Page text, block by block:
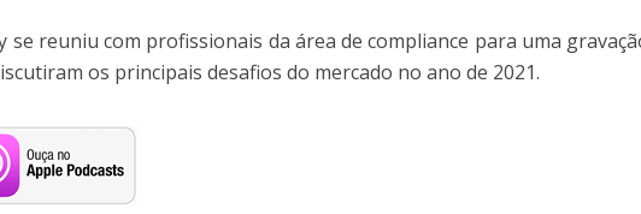
se reuniu com profissionais da área de compliance para uma
os principais desafios do mercado no ano de 2021.